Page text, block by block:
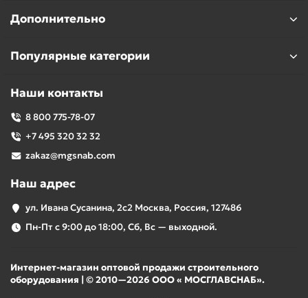
Дополнительно
Популярные категории
Наши контакты
8 800 775-78-07
+7 495 320 32 32
zakaz@mgsnab.com
Наш адрес
ул. Ивана Сусанина, 2с2 Москва, Россия, 127486
Пн-Пт с 9:00 до 18:00, Сб, Вс — выходной.
Интернет-магазин оптовой продажи строительного
оборудования | © 2010—2026 ООО « МОСГЛАВСНАБ».